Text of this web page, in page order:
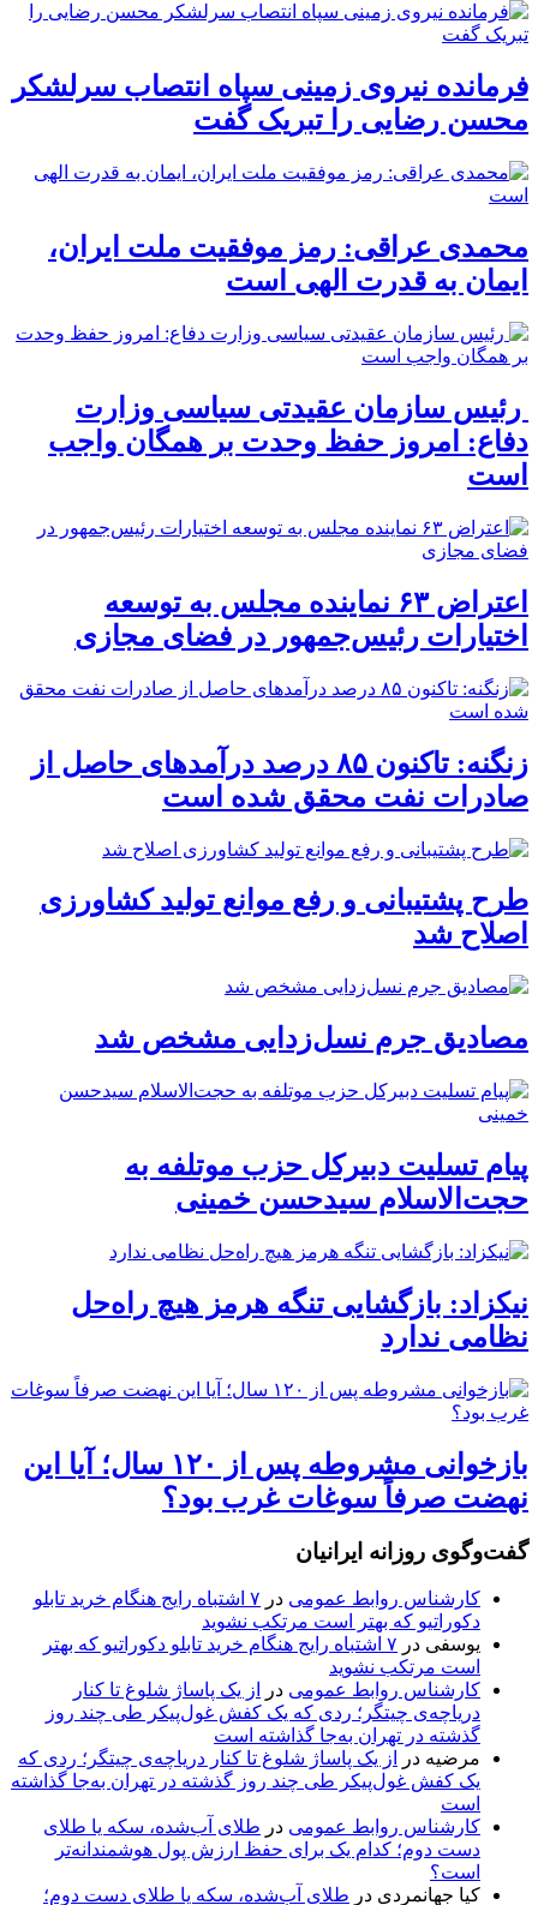
فرمانده نیروی زمینی سپاه انتصاب سرلشکر
محسن رضایی را تبریک گفت
محمدی عراقی: رمز موفقیت ملت ایران،
ایمان به قدرت الهی است
رئیس سازمان عقیدتی سیاسی وزارت
دفاع: امروز حفظ وحدت بر همگان واجب
است
اعتراض ۶۳ نماینده مجلس به توسعه
اختیارات رئیس‌جمهور در فضای مجازی
زنگنه: تاکنون ۸۵ درصد درآمدهای حاصل از
صادرات نفت محقق شده است
طرح پشتیبانی و رفع موانع تولید کشاورزی
اصلاح شد
مصادیق جرم نسل‌زدایی مشخص شد
پیام تسلیت دبیرکل حزب موتلفه به
حجت‌الاسلام سیدحسن خمینی
نیکزاد: بازگشایی تنگه هرمز هیچ راه‌حل
نظامی ندارد
بازخوانی مشروطه پس از ۱۲۰ سال؛ آیا این
نهضت صرفاً سوغات غرب بود؟
گفت‌وگوی روزانه ایرانیان
کارشناس روابط عمومی در
۷ اشتباه رایج هنگام خرید تابلو
دکوراتیو که بهتر است مرتکب نشوید
یوسفی در
۷ اشتباه رایج هنگام خرید تابلو دکوراتیو که بهتر
است مرتکب نشوید
کارشناس روابط عمومی در
از یک پاساژ شلوغ تا کنار
دریاچه‌ی چیتگر؛ ردی که یک کفش غول‌پیکر طی چند روز
گذشته در تهران به‌جا گذاشته است
مرضیه در
از یک پاساژ شلوغ تا کنار دریاچه‌ی چیتگر؛ ردی که
یک کفش غول‌پیکر طی چند روز گذشته در تهران به‌جا گذاشته
است
کارشناس روابط عمومی در طلای آب‌شده، سکه یا طلای
دست دوم؛ کدام یک برای حفظ ارزش پول هوشمندانه‌تر
است؟
کیا جهانمردی در طلای آب‌شده، سکه یا طلای دست دوم؛